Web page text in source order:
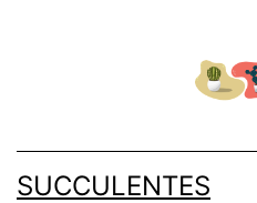
SUCCULENTES